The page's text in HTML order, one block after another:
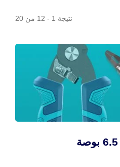
نتيجة 1 - 12 من 20